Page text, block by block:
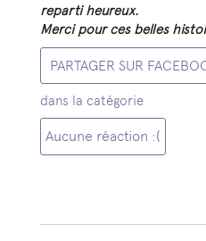
reparti heureux.
Merci pour ces belles
PARTAGER SUR
dans la catégorie
Aucune réaction :(